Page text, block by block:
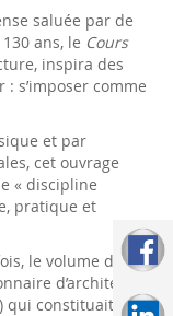
saluée par de
ans, le Cours
inspira des
s’imposer comme
et par
cet ouvrage
« discipline
pratique et
le volume du
d’architecture
qui constituait le